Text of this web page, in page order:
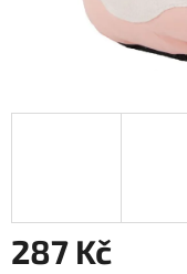
287 Kč